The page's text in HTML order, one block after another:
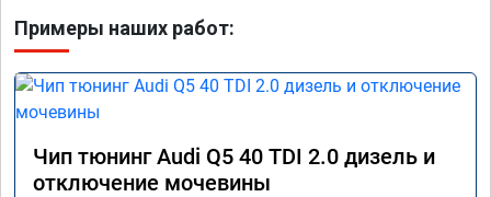
Примеры наших работ:
Чип тюнинг Audi Q5 40 TDI 2.0 дизель и
отключение мочевины